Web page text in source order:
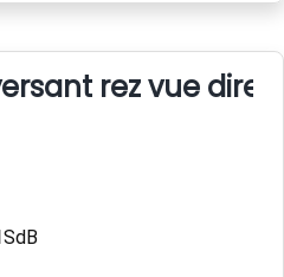
rez vue
SdB